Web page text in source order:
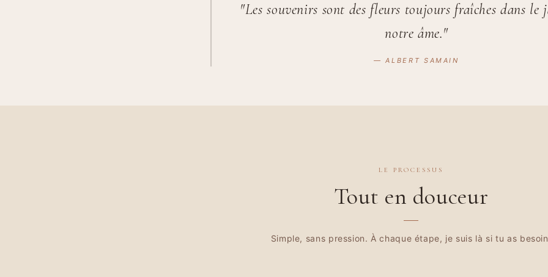
"Les souvenirs sont des fleurs toujours fraîches dans le
notre âme."
— ALBERT SAMAIN
LE PROCESSUS
Tout en douceur
Simple, sans pression. À chaque étape, je suis là si tu as